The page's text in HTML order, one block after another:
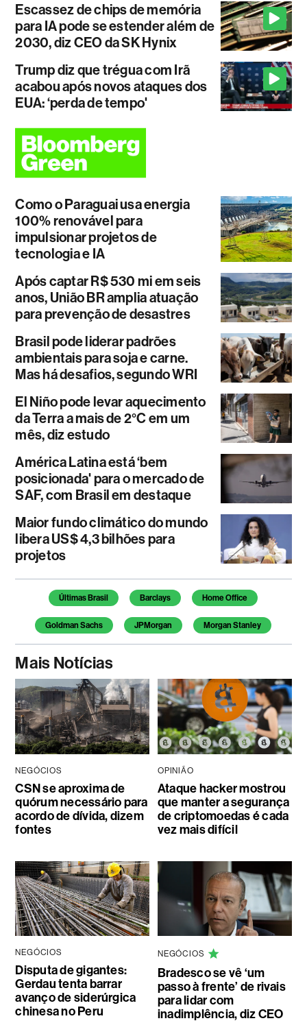
Escassez de chips de memória
para IA pode se estender além de
2030, diz CEO da SK Hynix
Trump diz que trégua com Irã
acabou após novos ataques dos
EUA: ‘perda de tempo'
Como o Paraguai usa energia
100% renovável para
impulsionar projetos de
tecnologia e IA
Após captar R$ 530 mi em seis
anos, União BR amplia atuação
para prevenção de desastres
Brasil pode liderar padrões
ambientais para soja e carne.
Mas há desafios, segundo WRI
El Niño pode levar aquecimento
da Terra a mais de 2°C em um
mês, diz estudo
América Latina está ‘bem
posicionada' para o mercado de
SAF, com Brasil em destaque
Maior fundo climático do mundo
libera US$ 4,3 bilhões para
projetos
Temas deste artigo
Últimas Brasil Barclays Home Office
Goldman Sachs JPMorgan Morgan Stanley
Mais Notícias
NEGÓCIOS
CSN se aproxima de
quórum necessário para
acordo de dívida, dizem
fontes
OPINIÃO
Ataque hacker mostrou
que manter a segurança
de criptomoedas é cada
vez mais difícil
NEGÓCIOS
Disputa de gigantes:
Gerdau tenta barrar
avanço de siderúrgica
chinesa no Peru
NEGÓCIOS
Bradesco se vê ‘um
passo à frente’ de rivais
para lidar com
inadimplência, diz CEO